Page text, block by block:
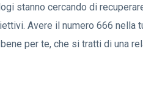
stanno cercando di
Avere il numero 666 nella
per te, che si tratti di una